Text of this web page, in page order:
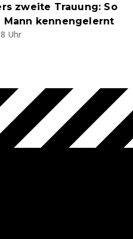
zweite Trauung: So
Mann kennengelernt
Uhr